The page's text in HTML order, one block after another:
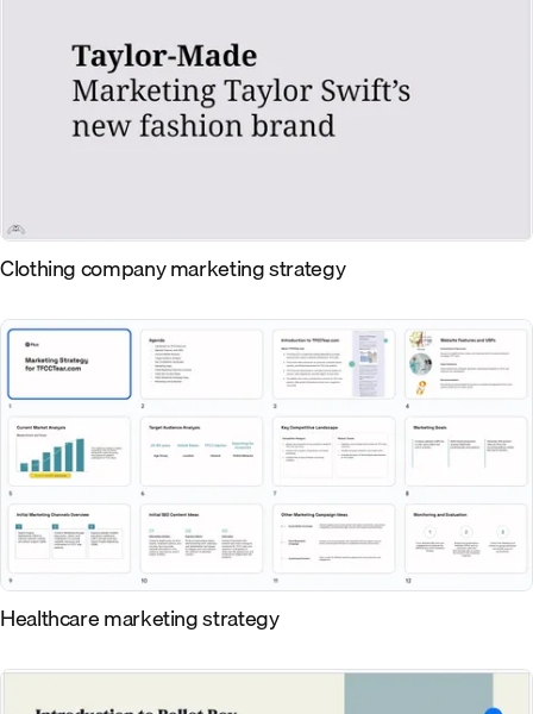
Clothing company marketing strategy
Healthcare marketing strategy